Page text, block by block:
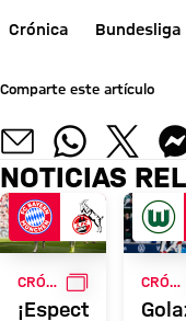
Crónica Bundesliga
Comparte este artículo
NOTICIAS
CRÓNICA GALERÍA
¡Espectacular
CRÓNICA